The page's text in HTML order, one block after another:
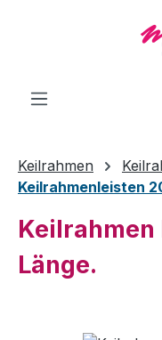
Zum Hauptinhalt
Keilrahmen
Keilrahmenleisten
Keilrahmen
Länge.